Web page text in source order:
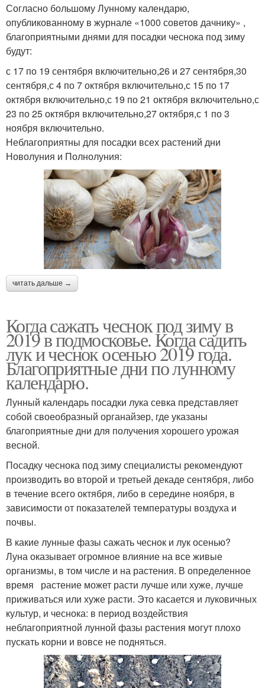
Согласно большому Лунному календарю,
опубликованному в журнале «1000 советов дачнику» ,
благоприятными днями для посадки чеснока под зиму
будут:
с 17 по 19 сентября включительно,26 и 27 сентября,30
сентября,с 4 по 7 октября включительно,с 15 по 17
октября включительно,с 19 по 21 октября включительно,с
23 по 25 октября включительно,27 октября,с 1 по 3
ноября включительно.
Неблагоприятны для посадки всех растений дни
Новолуния и Полнолуния:
читать дальше →
Когда сажать чеснок под зиму в
2019 в подмосковье. Когда садить
лук и чеснок осенью 2019 года.
Благоприятные дни по лунному
календарю.
Лунный календарь посадки лука севка представляет
собой своеобразный органайзер, где указаны
благоприятные дни для получения хорошего урожая
весной.
Посадку чеснока под зиму специалисты рекомендуют
производить во второй и третьей декаде сентября, либо
в течение всего октября, либо в середине ноября, в
зависимости от показателей температуры воздуха и
почвы.
В какие лунные фазы сажать чеснок и лук осенью?
Луна оказывает огромное влияние на все живые
организмы, в том числе и на растения. В определенное
время растение может расти лучше или хуже, лучше
приживаться или хуже расти. Это касается и луковичных
культур, и чеснока: в период воздействия
неблагоприятной лунной фазы растения могут плохо
пускать корни и вовсе не подняться.